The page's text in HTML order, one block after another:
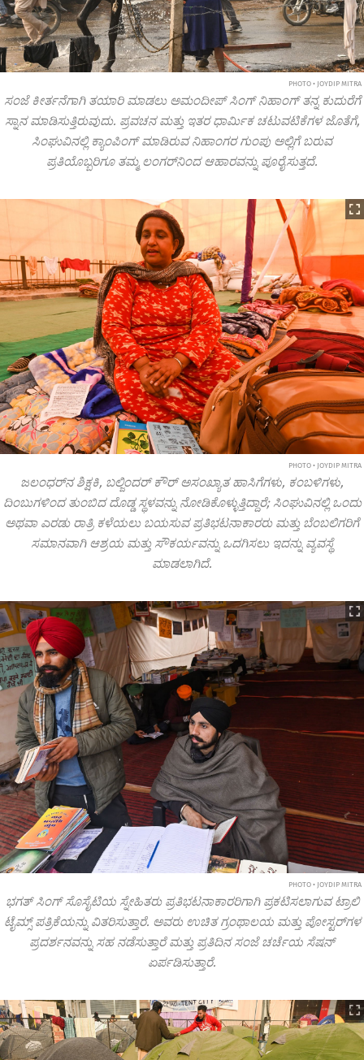
PHOTO • JOYDIP MITRA
ಸಂಜೆ ಕೀರ್ತನೆಗಾಗಿ ತಯಾರಿ ಮಾಡಲು ಅಮಂದೀಪ್ ಸಿಂಗ್ ನಿಹಾಂಗ್ ತನ್ನ ಕುದುರೆಗೆ
ಸ್ನಾನ ಮಾಡಿಸುತ್ತಿರುವುದು. ಪ್ರವಚನ ಮತ್ತು ಇತರ ಧಾರ್ಮಿಕ ಚಟುವಟಿಕೆಗಳ ಜೊತೆಗೆ,
ಸಿಂಘುವಿನಲ್ಲಿ ಕ್ಯಾಂಪಿಂಗ್ ಮಾಡಿರುವ ನಿಹಾಂಗರ ಗುಂಪು ಅಲ್ಲಿಗೆ ಬರುವ
ಪ್ರತಿಯೊಬ್ಬರಿಗೂ ತಮ್ಮ ಲಂಗರ್‌ನಿಂದ ಆಹಾರವನ್ನು ಪೂರೈಸುತ್ತದೆ.
PHOTO • JOYDIP MITRA
ಜಲಂಧರ್‌ನ ಶಿಕ್ಷಕಿ, ಬಲ್ಜಿಂದರ್ ಕೌರ್ ಅಸಂಖ್ಯಾತ ಹಾಸಿಗೆಗಳು, ಕಂಬಳಿಗಳು,
ದಿಂಬುಗಳಿಂದ ತುಂಬಿದ ದೊಡ್ಡ ಸ್ಥಳವನ್ನು ನೋಡಿಕೊಳ್ಳುತ್ತಿದ್ದಾರೆ; ಸಿಂಘುವಿನಲ್ಲಿ ಒಂದು
ಅಥವಾ ಎರಡು ರಾತ್ರಿ ಕಳೆಯಲು ಬಯಸುವ ಪ್ರತಿಭಟನಾಕಾರರು ಮತ್ತು ಬೆಂಬಲಿಗರಿಗೆ
ಸಮಾನವಾಗಿ ಆಶ್ರಯ ಮತ್ತು ಸೌಕರ್ಯವನ್ನು ಒದಗಿಸಲು ಇದನ್ನು ವ್ಯವಸ್ಥೆ
ಮಾಡಲಾಗಿದೆ.
PHOTO • JOYDIP MITRA
ಭಗತ್ ಸಿಂಗ್ ಸೊಸೈಟಿಯ ಸ್ನೇಹಿತರು ಪ್ರತಿಭಟನಾಕಾರರಿಗಾಗಿ ಪ್ರಕಟಿಸಲಾಗುವ ಟ್ರಾಲಿ
ಟೈಮ್ಸ್ ಪತ್ರಿಕೆಯನ್ನು ವಿತರಿಸುತ್ತಾರೆ. ಅವರು ಉಚಿತ ಗ್ರಂಥಾಲಯ ಮತ್ತು ಪೋಸ್ಟರ್‌ಗಳ
ಪ್ರದರ್ಶನವನ್ನು ಸಹ ನಡೆಸುತ್ತಾರೆ ಮತ್ತು ಪ್ರತಿದಿನ ಸಂಜೆ ಚರ್ಚೆಯ ಸೆಷನ್
ಏರ್ಪಡಿಸುತ್ತಾರೆ.